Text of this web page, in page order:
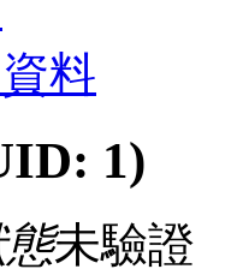
料
1)
未驗證